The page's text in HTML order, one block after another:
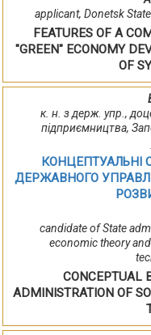
applicant, Donetsk
FEATURES OF A
"GREEN" ECONOMY
OF
к. н. з держ. упр.,
підприємництва,
КОНЦЕПТУАЛЬНІ
ДЕРЖАВНОГО
candidate of State
economic theory
CONCEPTUAL
ADMINISTRATION OF